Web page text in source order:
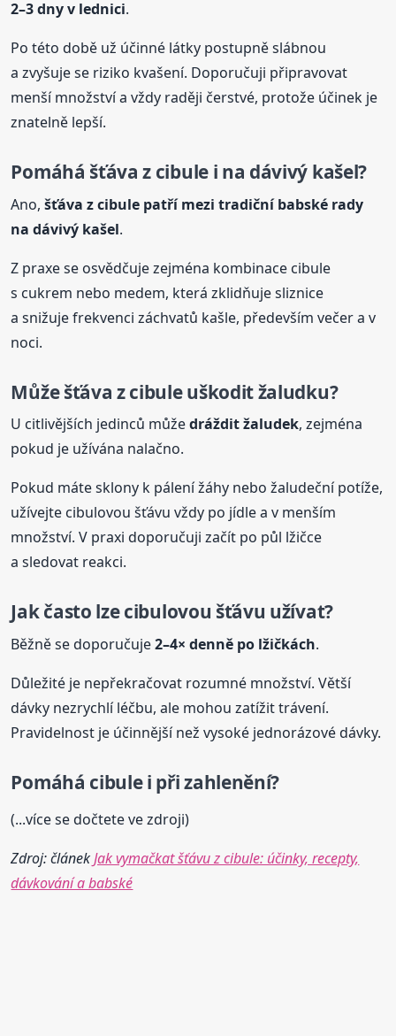
2–3 dny v lednici.
Po této době už účinné látky postupně slábnou
a zvyšuje se riziko kvašení. Doporučuji připravovat
menší množství a vždy raději čerstvé, protože účinek je
znatelně lepší.
Pomáhá šťáva z cibule i na dávivý kašel?
Ano,šťáva z cibule patří mezi tradičníbabské rady
nadávivý kašel.
Z praxe se osvědčuje zejména kombinace cibule
s cukrem nebo medem, která zklidňuje sliznice
a snižuje frekvenci záchvatů kašle, především večer a v
noci.
Může šťáva z cibule uškodit žaludku?
U citlivějších jedinců můžedráždit žaludek, zejména
pokud je užívána nalačno.
Pokud máte sklony k pálení žáhy nebo žaludeční potíže,
užívejte cibulovou šťávu vždy po jídle a v menším
množství. V praxi doporučuji začít po půl lžičce
a sledovat reakci.
Jak často lze cibulovou šťávu užívat?
Běžně se doporučuje2–4× denně po lžičkách.
Důležité je nepřekračovat rozumné množství. Větší
dávky nezrychlí léčbu, ale mohou zatížit trávení.
Pravidelnost je účinnější než vysoké jednorázové dávky.
Pomáhá cibule i při zahlenění?
(...více se dočtete ve zdroji)
Zdroj: článekJak vymačkat šťávu z cibule: účinky, recepty,
dávkování a babské